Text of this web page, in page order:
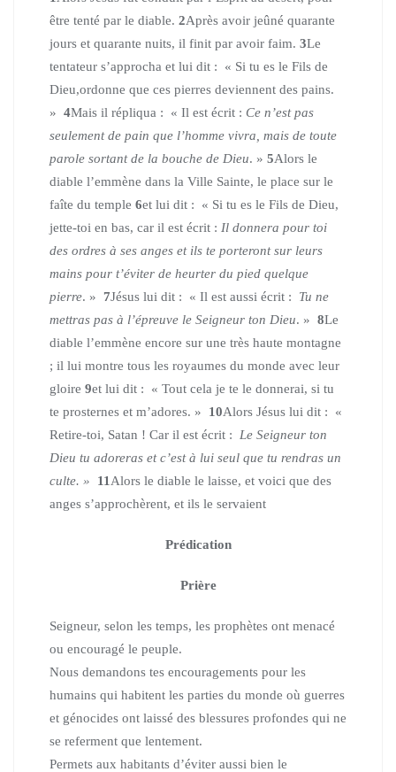
être tenté par le diable. 2Après avoir jeûné quarante
jours et quarante nuits, il finit par avoir faim. 3Le
tentateur s’approcha et lui dit : « Si tu es le Fils de
Dieu,ordonne que ces pierres deviennent des pains.
» 4Mais il répliqua : « Il est écrit : Ce n’est pas
seulement de pain que l’homme vivra, mais de toute
parole sortant de la bouche de Dieu. » 5Alors le
diable l’emmène dans la Ville Sainte, le place sur le
faîte du temple 6et lui dit : « Si tu es le Fils de Dieu,
jette-toi en bas, car il est écrit : Il donnera pour toi
des ordres à ses anges et ils te porteront sur leurs
mains pour t’éviter de heurter du pied quelque
pierre. » 7Jésus lui dit : « Il est aussi écrit : Tu ne
mettras pas à l’épreuve le Seigneur ton Dieu. » 8Le
diable l’emmène encore sur une très haute montagne
; il lui montre tous les royaumes du monde avec leur
gloire 9et lui dit : « Tout cela je te le donnerai, si tu
te prosternes et m’adores. » 10Alors Jésus lui dit : «
Retire-toi, Satan ! Car il est écrit : Le Seigneur ton
Dieu tu adoreras et c’est à lui seul que tu rendras un
culte. »
11 Alors le diable le laisse, et voici que des
anges s’approchèrent, et ils le servaient
Prédication
Prière
Seigneur, selon les temps, les prophètes ont menacé
ou encouragé le peuple.
Nous demandons tes encouragements pour les
humains qui habitent les parties du monde où guerres
et génocides ont laissé des blessures profondes qui ne
se referment que lentement.
Permets aux habitants d’éviter aussi bien le